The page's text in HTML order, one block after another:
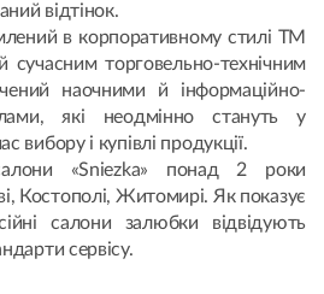
відтінок.
в корпоративному стилі ТМ
сучасним торговельно-технічним
наочними й інформаційно-
які неодмінно стануть у
вибору і купівлі продукції.
«Sniezka» понад 2 роки
Костополі, Житомирі. Як показує
салони залюбки відвідують
сервісу.